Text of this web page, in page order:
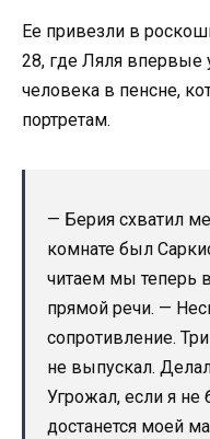
Ее привезли в
28, где Ляля впервые
человека в пенсне,
портретам.
— Берия схватил
комнате был
читаем мы теперь
прямой речи. —
сопротивление.
не выпускал.
Угрожал, если я не
достанется моей